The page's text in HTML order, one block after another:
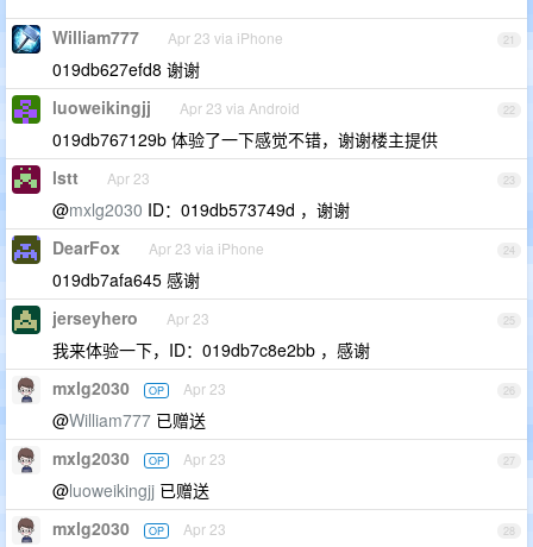
21
William777 Apr 23 via iPhone
019db627efd8 谢谢
22
luoweikingjj Apr 23 via Android
019db767129b 体验了一下感觉不错，谢谢楼主提供
23
lstt Apr 23
@mxlg2030 ID：019db573749d ，谢谢
24
DearFox Apr 23 via iPhone
019db7afa645 感谢
25
jerseyhero Apr 23
我来体验一下，ID：019db7c8e2bb ，感谢
26
mxlg2030 OP Apr 23
@William777 已赠送
27
mxlg2030 OP Apr 23
@luoweikingjj 已赠送
28
mxlg2030 OP Apr 23